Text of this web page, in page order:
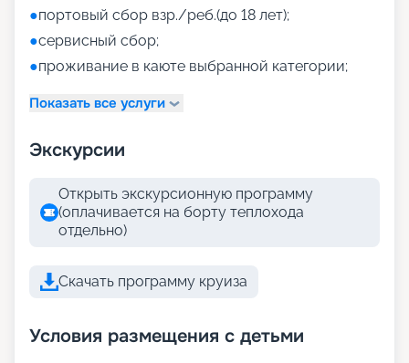
●портовый сбор взр./реб.(до 18 лет);
●сервисный сбор;
●проживание в каюте выбранной категории;
Показать все услуги
Экскурсии
Открыть экскурсионную программу
(оплачивается на борту теплохода
отдельно)
Скачать программу круиза
Условия размещения с детьми